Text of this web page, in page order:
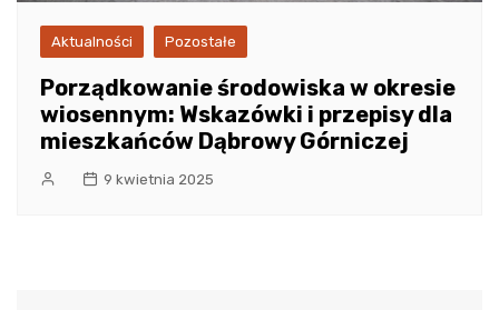
Aktualności Pozostałe
Porządkowanie środowiska w okresie
wiosennym: Wskazówki i przepisy dla
mieszkańców Dąbrowy Górniczej
9 kwietnia 2025